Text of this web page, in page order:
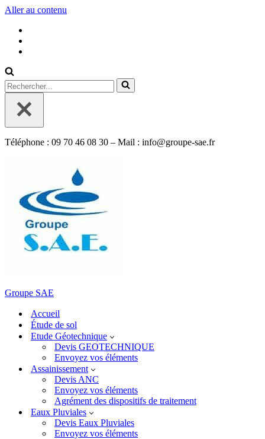
Aller au contenu
Rechercher...
Téléphone : 09 70 46 08 30 – Mail : info@groupe-sae.fr
Groupe SAE
Accueil
Étude de sol
Etude Géotechnique
Devis GEOTECHNIQUE
Envoyez vos éléments
Assainissement
Devis ANC
Envoyez vos éléments
Agrément des dispositifs de traitement
Eaux Pluviales
Devis Eaux Pluviales
Envoyez vos éléments